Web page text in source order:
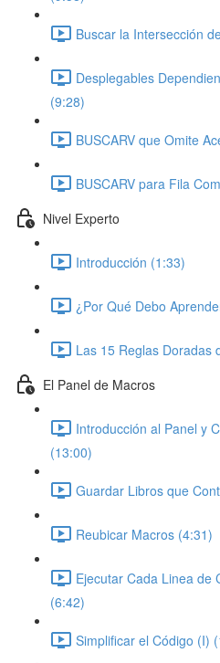
Buscar la Intersección
Desplegables
(9:28)
BUSCARV que Omite
BUSCARV para Fila
Nivel Experto
Introducción (1:33)
¿Por Qué Debo
Las 15 Reglas Doradas
El Panel de Macros
Introducción al Panel y
(13:00)
Guardar Libros que
Reubicar Macros (4:31)
Ejecutar Cada Linea de
(6:42)
Simplificar el Código (I)